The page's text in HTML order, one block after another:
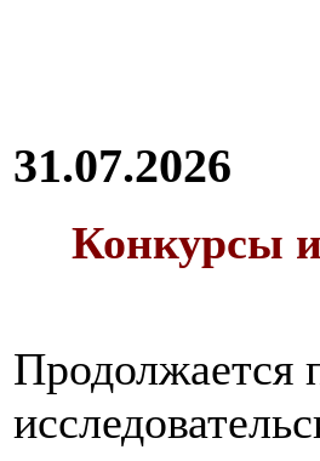
31.07.2026
Конкурсы
Продолжается